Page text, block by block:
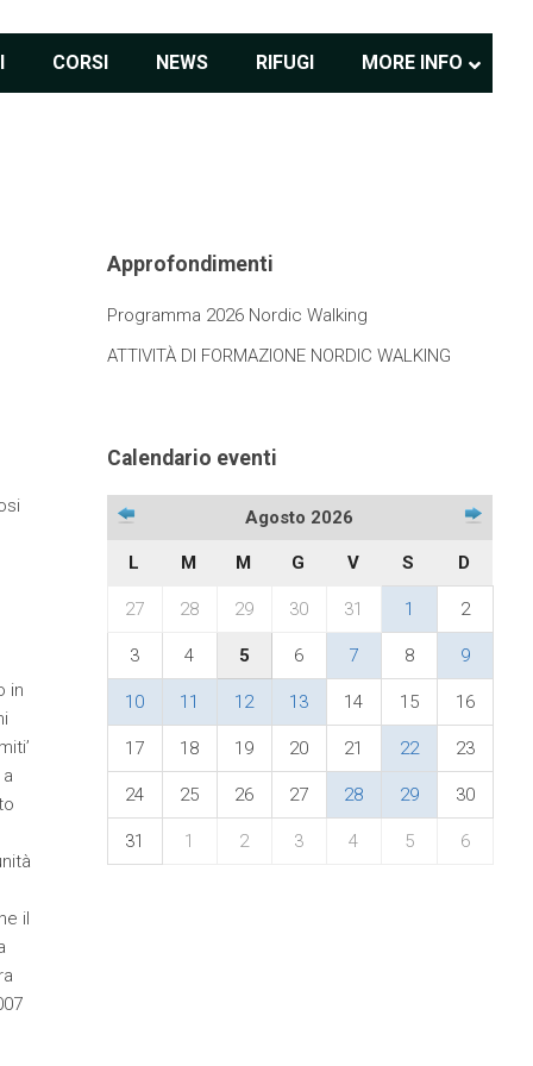
CORSI NEWS RIFUGI MORE INFO
in
il
Approfondimenti
Programma 2026 Nordic Walking
ATTIVITÀ DI FORMAZIONE NORDIC WALKING
Calendario eventi
Agosto 2026
L M M G V S D
27 28 29 30 31 1 2
3 4 5 6 7 8 9
10 11 12 13 14 15 16
17 18 19 20 21 22 23
24 25 26 27 28 29 30
31 1 2 3 4 5 6